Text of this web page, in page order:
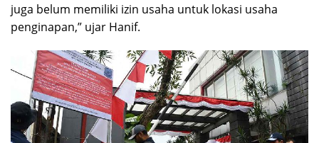
juga belum memiliki izin usaha untuk lokasi usaha
penginapan,” ujar Hanif.